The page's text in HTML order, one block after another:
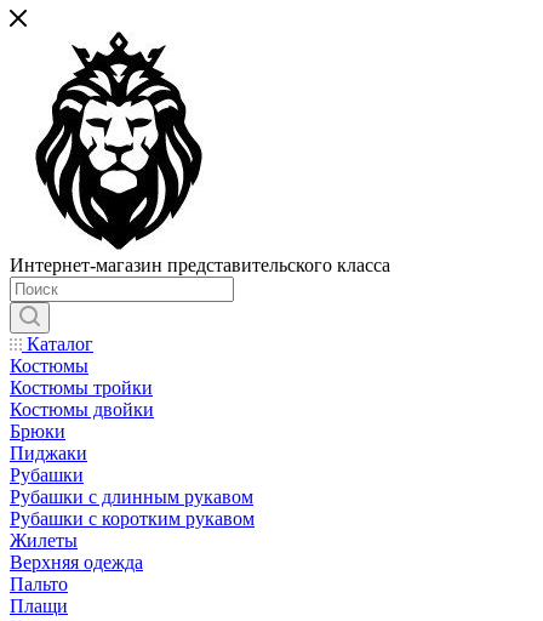
Интернет-магазин представительского класса
Каталог
Костюмы
Костюмы тройки
Костюмы двойки
Брюки
Пиджаки
Рубашки
Рубашки с длинным рукавом
Рубашки с коротким рукавом
Жилеты
Верхняя одежда
Пальто
Плащи